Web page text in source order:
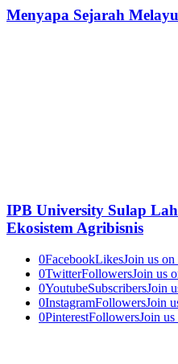
Menyapa Sejarah
IPB University Sulap
Ekosistem Agribisnis
0FacebookLikesJoin us
0TwitterFollowersJoin us
0YoutubeSubscribersJoin
0InstagramFollowersJoin
0PinterestFollowersJoin us